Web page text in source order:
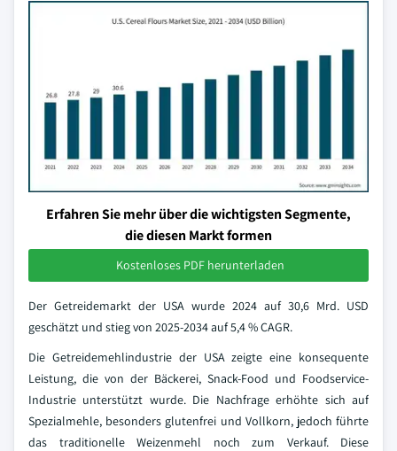
Erfahren Sie mehr über die wichtigsten Segmente,
die diesen Markt formen
Kostenloses PDF herunterladen
Der Getreidemarkt der USA wurde 2024 auf 30,6 Mrd. USD
geschätzt und stieg von 2025-2034 auf 5,4 % CAGR.
Die Getreidemehlindustrie der USA zeigte eine konsequente
Leistung, die von der Bäckerei, Snack-Food und Foodservice-
Industrie unterstützt wurde. Die Nachfrage erhöhte sich auf
Spezialmehle, besonders glutenfrei und Vollkorn, jedoch führte
das traditionelle Weizenmehl noch zum Verkauf. Diese